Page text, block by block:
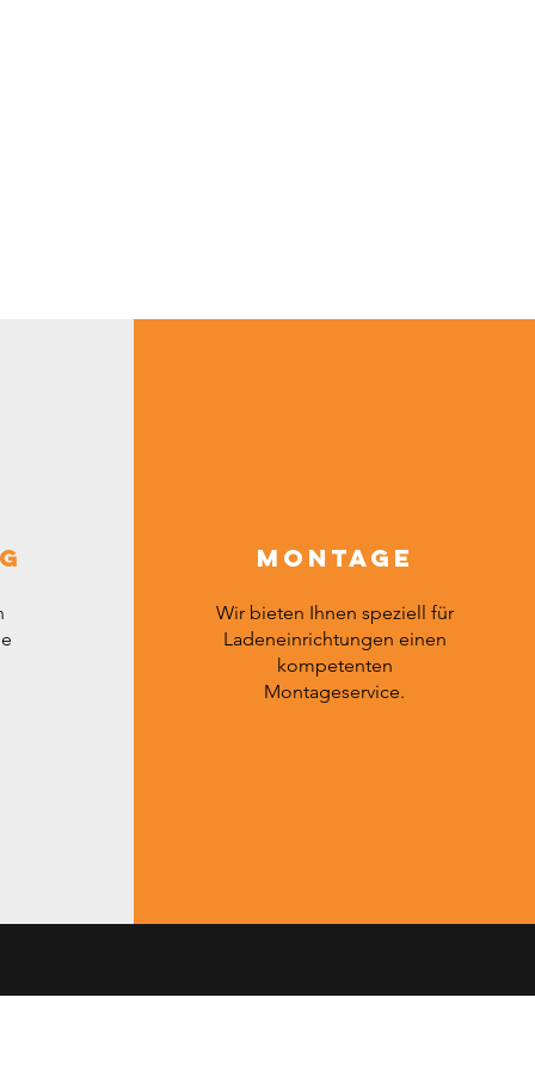
Montage
Wir bieten Ihnen speziell für
Ladeneinrichtungen einen
kompetenten
Montageservice.